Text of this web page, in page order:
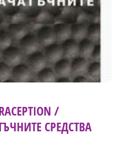
/
СРЕДСТВА